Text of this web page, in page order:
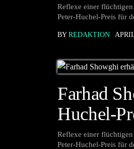
Reflexe einer
Peter-Huchel-Preis für
BY REDAKTION
Farhad
Huchel-
Reflexe einer
Peter-Huchel-Preis für